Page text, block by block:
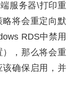
服务器\打印重
将会重定向默
RDS中禁用
，那么将会重
确保启用，并